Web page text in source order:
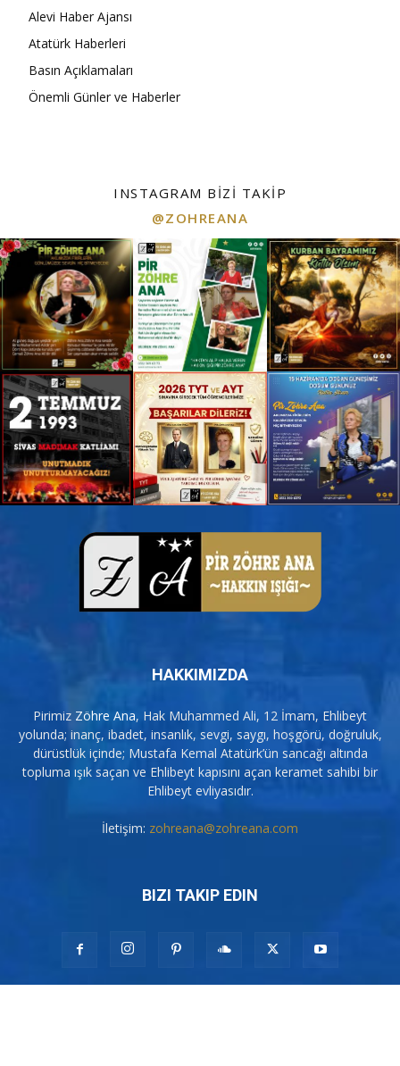
Alevi Haber Ajansı
Atatürk Haberleri
Basın Açıklamaları
Önemli Günler ve Haberler
INSTAGRAM BIZI TAKIP
@ZOHREANA
HAKKIMIZDA
Pirimiz Zöhre Ana, Hak Muhammed Ali, 12 İmam, Ehlibeyt
yolunda; inanç, ibadet, insanlık, sevgi, saygı, hoşgörü, doğruluk,
dürüstlük içinde; Mustafa Kemal Atatürk’ün sancağı altında
topluma ışık saçan ve Ehlibeyt kapısını açan keramet sahibi bir
Ehlibeyt evliyasıdır.
İletişim: zohreana@zohreana.com
BIZI TAKIP EDIN